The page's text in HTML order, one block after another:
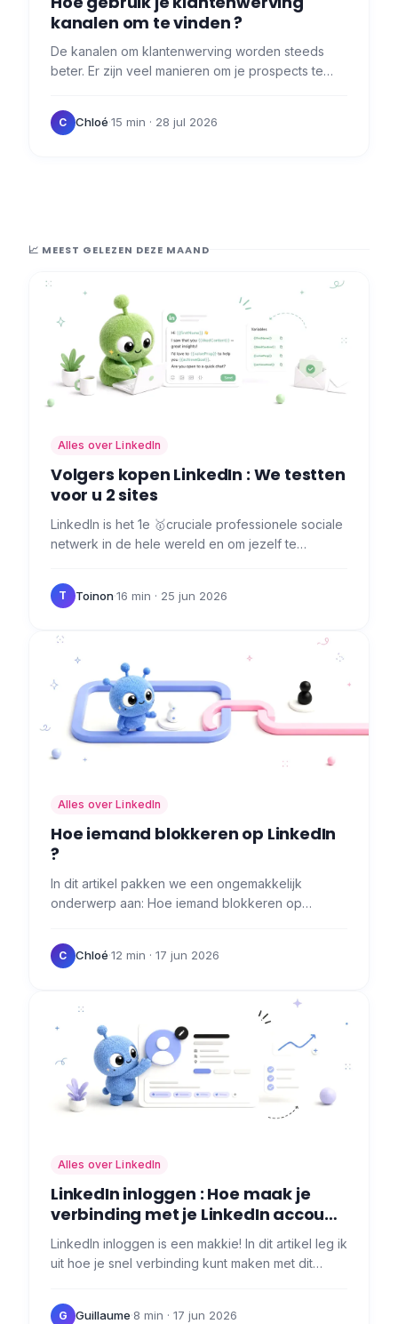
kanalen om te vinden ?
De kanalen om klantenwerving worden steeds
beter. Er zijn veel manieren om je prospects te
Adverteerder zijn kan…
C Chloé·15 min · 28 jul 2026
📈 MEEST GELEZEN DEZE MAAND
Alles over LinkedIn
Volgers kopen LinkedIn : We testten
voor u 2 sites
LinkedIn is het 1e 🥇cruciale professionele sociale
netwerk in de hele wereld en om jezelf te
volgers kopen…
T Toinon·16 min · 25 jun 2026
Alles over LinkedIn
Hoe iemand blokkeren op LinkedIn
?
In dit artikel pakken we een ongemakkelijk
onderwerp aan: Hoe iemand blokkeren op
maar soms is het nodig...…
C Chloé·12 min · 17 jun 2026
Alles over LinkedIn
LinkedIn inloggen : Hoe maak je
verbinding met je LinkedIn account
?
LinkedIn inloggen is een makkie! In dit artikel leg ik
uit hoe je snel verbinding kunt maken met dit
korte…
G Guillaume·8 min · 17 jun 2026